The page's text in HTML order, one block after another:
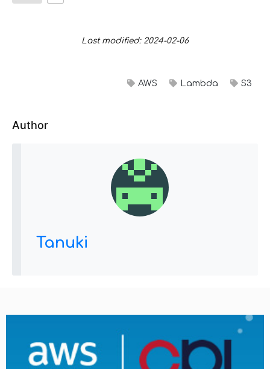
Last modified: 2024-02-06
AWS Lambda S3
Author
Tanuki